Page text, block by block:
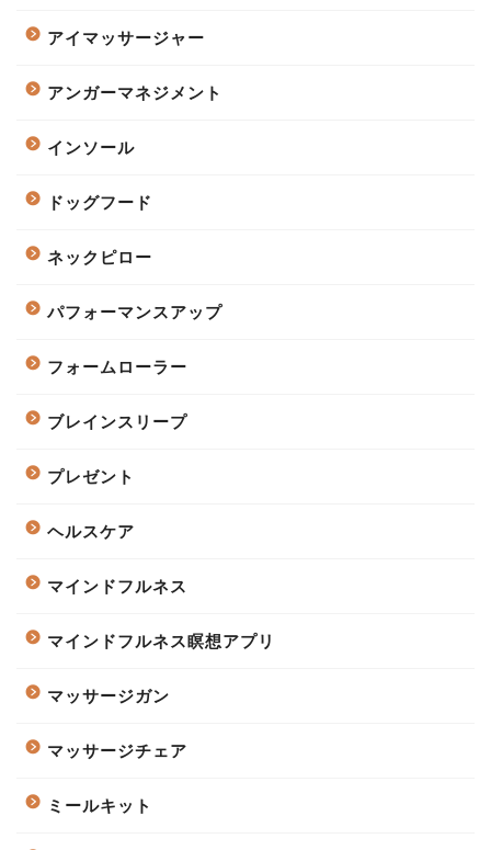
アイマッサージャー
アンガーマネジメント
インソール
ドッグフード
ネックピロー
パフォーマンスアップ
フォームローラー
ブレインスリープ
プレゼント
ヘルスケア
マインドフルネス
マインドフルネス瞑想アプリ
マッサージガン
マッサージチェア
ミールキット